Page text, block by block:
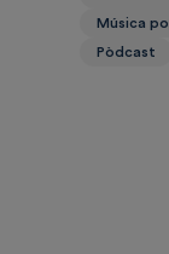
Música
Pòdcast